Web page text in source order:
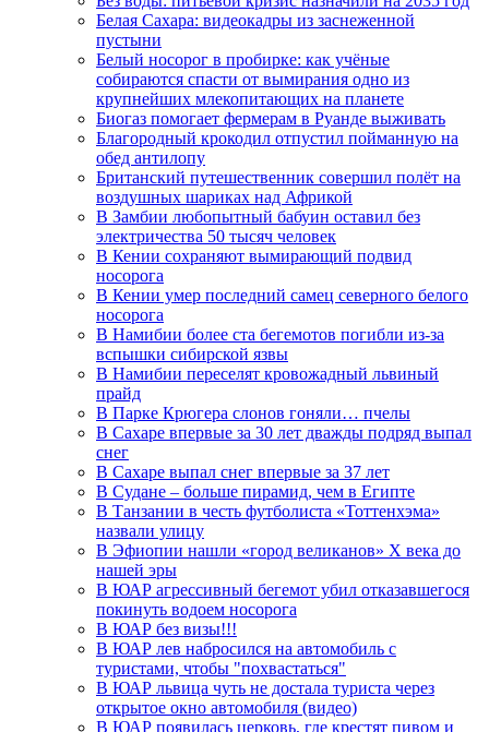
Белая Сахара: видеокадры из заснеженной
пустыни
Белый носорог в пробирке: как учёные
собираются спасти от вымирания одно из
крупнейших млекопитающих на планете
Биогаз помогает фермерам в Руанде выживать
Благородный крокодил отпустил пойманную на
обед антилопу
Британский путешественник совершил полёт на
воздушных шариках над Африкой
В Замбии любопытный бабуин оставил без
электричества 50 тысяч человек
В Кении сохраняют вымирающий подвид
носорога
В Кении умер последний самец северного белого
носорога
В Намибии более ста бегемотов погибли из-за
вспышки сибирской язвы
В Намибии переселят кровожадный львиный
прайд
В Парке Крюгера слонов гоняли… пчелы
В Сахаре впервые за 30 лет дважды подряд выпал
снег
В Сахаре выпал снег впервые за 37 лет
В Судане – больше пирамид, чем в Египте
В Танзании в честь футболиста «Тоттенхэма»
назвали улицу
В Эфиопии нашли «город великанов» X века до
нашей эры
В ЮАР агрессивный бегемот убил отказавшегося
покинуть водоем носорога
В ЮАР без визы!!!
В ЮАР лев набросился на автомобиль с
туристами, чтобы "похвастаться"
В ЮАР львица чуть не достала туриста через
открытое окно автомобиля (видео)
В ЮАР появилась церковь, где крестят пивом и